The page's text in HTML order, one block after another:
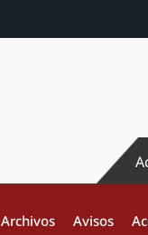
Archivos Avisos